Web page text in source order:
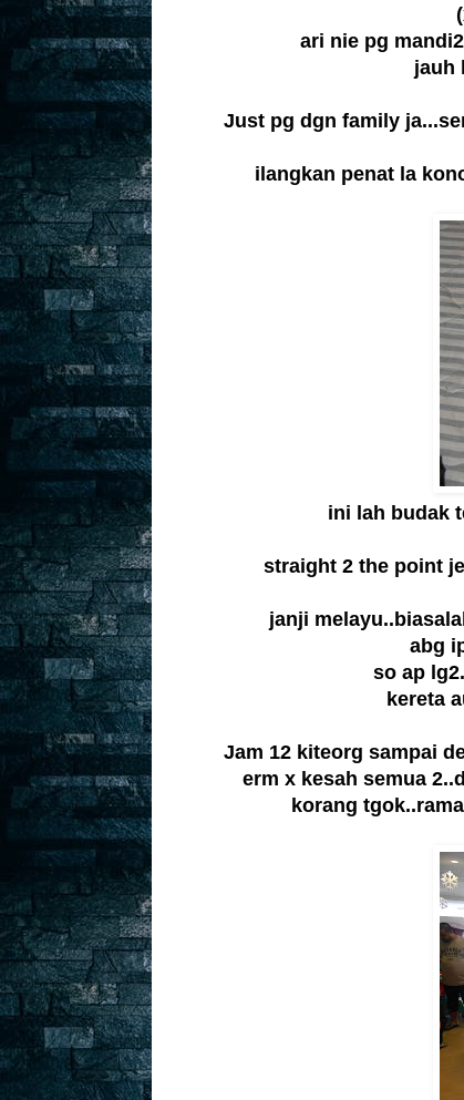
ari nie pg
jauh
Just pg dgn family
ilangkan penat la
ini lah budak
straight 2 the point
janji
abg
so ap
kereta
Jam 12 kiteorg sampai
erm x kesah semua
korang